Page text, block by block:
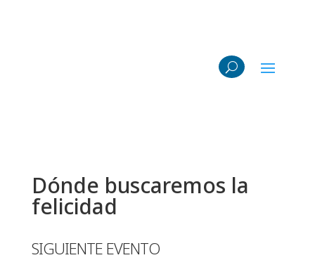
Dónde buscaremos la
felicidad
SIGUIENTE EVENTO